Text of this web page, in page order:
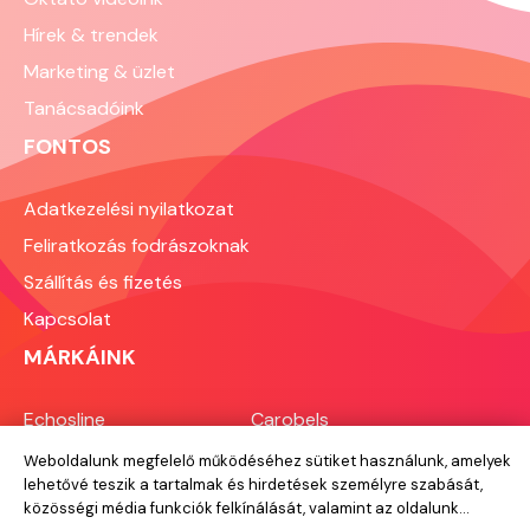
Egy no-show pedig ennél is rosszabb,
mert nemcsak időt, hanem bevételt is
veszítesz, miközben a felszabadult
időpontot ilyen rövid határidővel már
nehéz mással feltölteni. A legjobb
megoldás nem az utólagos büntetés,
hanem a megelőzés. A digitális
eszközök, az egyértelmű szabályzat
és az udvarias kommunikáció
kombinációja drasztikusan képes
csökkenteni a no-show arányt, és ami
legalább ilyen fontos, a
vendégkapcsolatot is erősíti. Vegyük
végig, hogyan építhetsz fel egy ilyen
Hírek & trendek
Marketing & üzlet
Tanácsadóink
FONTOS
Adatkezelési nyilatkozat
Feliratkozás fodrászoknak
Szállítás és fizetés
Kapcsolat
MÁRKÁINK
Echosline
Everygreen
RRLine
Carobels
Perfect Beauty
Hair Toxx